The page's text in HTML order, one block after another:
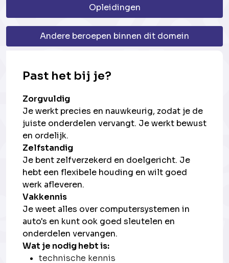
Opleidingen
Andere beroepen binnen dit domein
Past het bij je?
Zorgvuldig
Je werkt precies en nauwkeurig, zodat je de
juiste onderdelen vervangt. Je werkt bewust
en ordelijk.
Zelfstandig
Je bent zelfverzekerd en doelgericht. Je
hebt een flexibele houding en wilt goed
werk afleveren.
Vakkennis
Je weet alles over computersystemen in
auto's en kunt ook goed sleutelen en
onderdelen vervangen.
Wat je nodig hebt is:
technische kennis